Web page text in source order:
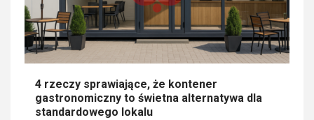
4 rzeczy sprawiające, że kontener
gastronomiczny to świetna alternatywa dla
standardowego lokalu